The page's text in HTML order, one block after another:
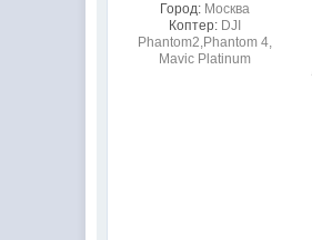
Город: Москва
Коптер: DJI
Phantom2,Phantom 4,
Mavic Platinum